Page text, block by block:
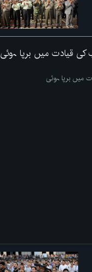
کی قیادت میں برپا ہوئی
میں برپا ہوئی